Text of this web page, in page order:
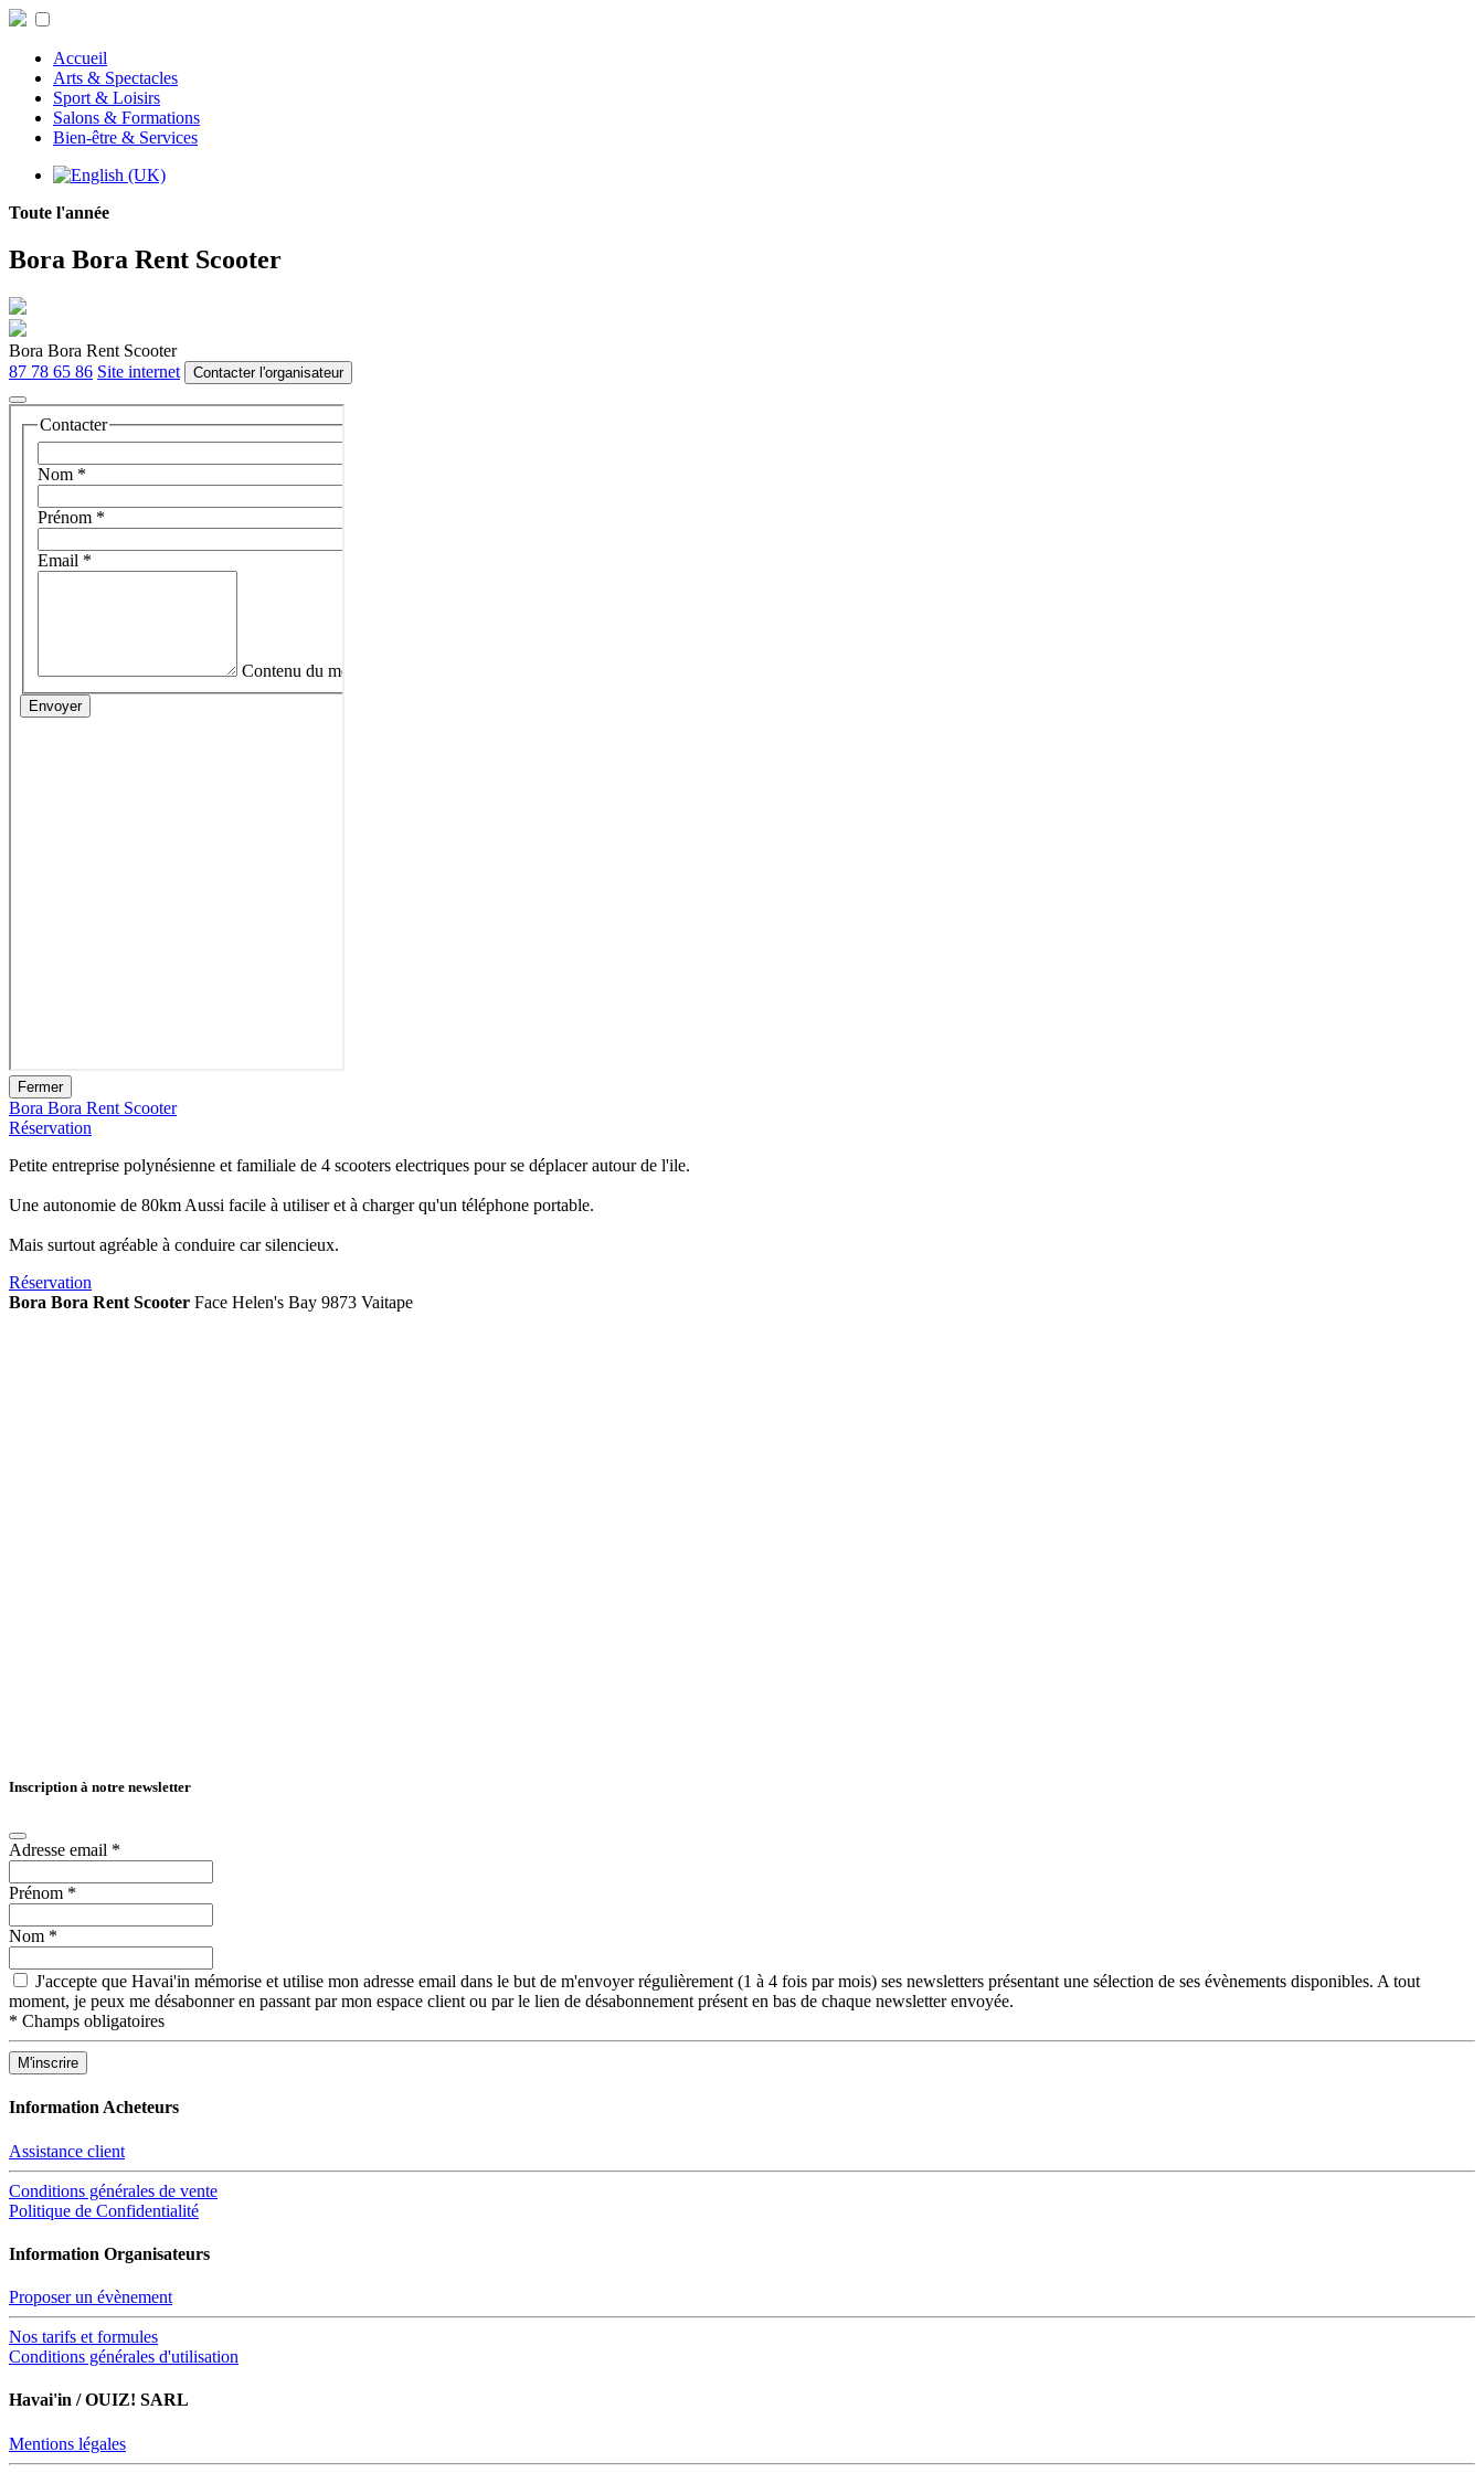
Accueil
Arts & Spectacles
Sport & Loisirs
Salons & Formations
Bien-être & Services
Toute l'année
Bora Bora Rent Scooter
Bora Bora Rent Scooter
87 78 65 86 Site internet Contacter l'organisateur
Fermer
Bora Bora Rent Scooter
Réservation
Petite entreprise polynésienne et familiale de 4 scooters electriques pour se déplacer autour de l'ile.
Une autonomie de 80km Aussi facile à utiliser et à charger qu'un téléphone portable.
Mais surtout agréable à conduire car silencieux.
Réservation
Bora Bora Rent Scooter Face Helen's Bay 9873 Vaitape
Inscription à notre newsletter
Adresse email *
Prénom *
Nom *
J'accepte que Havai'in mémorise et utilise mon adresse email dans le but de m'envoyer régulièrement (1 à 4 fois par mois) ses newsletters présentant une sélection de ses évènements disponibles. A tout
moment, je peux me désabonner en passant par mon espace client ou par le lien de désabonnement présent en bas de chaque newsletter envoyée.
* Champs obligatoires
Information Acheteurs
Assistance client
Conditions générales de vente
Politique de Confidentialité
Information Organisateurs
Proposer un évènement
Nos tarifs et formules
Conditions générales d'utilisation
Havai'in / OUIZ! SARL
Mentions légales